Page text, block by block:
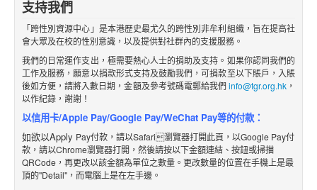
支持我們
「跨性別資源中心」是本港歷史最尤久的跨性別非牟利組織，旨在提高社
會大眾及在校的性別意識，以及提供對社群內的支援服務。
我們的日常運作支出，極需要熱心人士的捐助及支持。如果你認同我們的
工作及服務，願意以捐款形式支持及鼓勵我們，可捐款至以下賬戶，入賬
後如方便，請將入數日期，金額及參考號碼電郵給我們info@tgr.org.hk，
以作紀錄，謝謝！
以信用卡/Apple Pay/Google Pay/WeChat Pay等的付款：
如欲以Apply Pay付款，請以Safari瀏覽器打開此頁，以Google Pay付
款，請以Chrome瀏覽器打開，然後請按以下金額連結 、 按鈕或掃描
QRCode，再更改以該金額為單位之數量。更改數量的位置在手機上是最
頂的"Detail"，而電腦上是在左手邊。